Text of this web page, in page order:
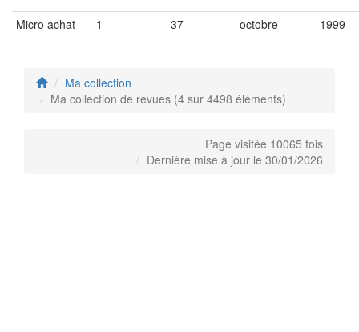
Micro achat 1 37 octobre 1999
Ma collection
Ma collection de revues (4 sur 4498 éléments)
Page visitée 10065 fois
Dernière mise à jour le 30/01/2026